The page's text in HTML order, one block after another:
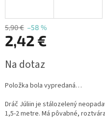
5,90 € –58 %
2,42 €
cena:
Na dotaz
Položka bola vypredaná…
Dráč Júliin je stálozelený
1,5-2 metre. Má pôvabné,